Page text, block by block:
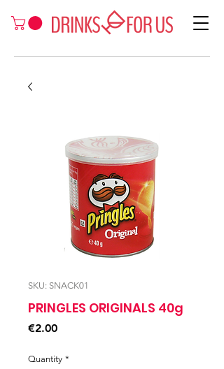
SKU: SNACK01
PRINGLES ORIGINALS 40g
€2.00Price
Quantity *